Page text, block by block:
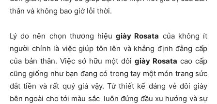
thân và không bao giờ lỗi thời.
Lý do nên chọn thương hiệugiày Rosata của không ít
người chính là việc giúp tôn lên và khẳng định đẳng cấp
của bản thân. Việc sở hữu một đôi giày Rosata cao cấp
cũng giống như bạn đang có trong tay một món trang sức
đắt tiền và rất quý giá vậy. Từ thiết kế dáng vẻ đôi giày
bên ngoài cho tới màu sắc luôn đứng đầu xu hướng và sự